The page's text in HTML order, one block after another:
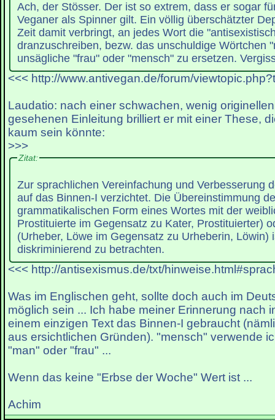
Ach, der Stösser. Der ist so extrem, dass er sogar
Veganer als Spinner gilt. Ein völlig überschätzter
Zeit damit verbringt, an jedes Wort die
dranzuschreiben, bezw. das unschuldige Wörtchen
unsägliche "frau" oder "mensch" zu ersetzen.
<<< http://www.antivegan.de/forum/
Laudatio: nach einer schwachen, wenig
gesehenen Einleitung brilliert er mit einer These,
kaum sein könnte:
>>>
Zitat:
Zur sprachlichen Vereinfachung und Verbesserung
auf das Binnen-I verzichtet. Die Übereinstimmung
grammatikalischen Form eines Wortes mit der
Prostituierte im Gegensatz zu Kater, Prostituierter)
(Urheber, Löwe im Gegensatz zu Urheberin, Löwin)
diskriminierend zu betrachten.
<<< http://antisexismus.de/txt/
Was im Englischen geht, sollte doch auch im
möglich sein ... Ich habe meiner Erinnerung nach
einem einzigen Text das Binnen-I gebraucht
aus ersichtlichen Gründen). "mensch" verwende
"man" oder "frau" ...
Wenn das keine "Erbse der Woche" Wert ist ...
Achim